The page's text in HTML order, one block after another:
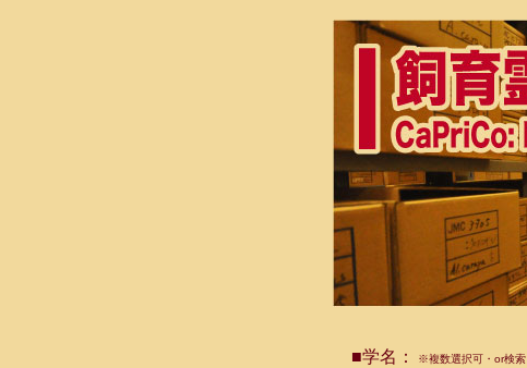
■学名： ※複数選択可・or検索